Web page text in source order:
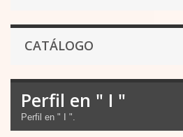
CATÁLOGO
Perfil en " I "
Perfil en " I ".